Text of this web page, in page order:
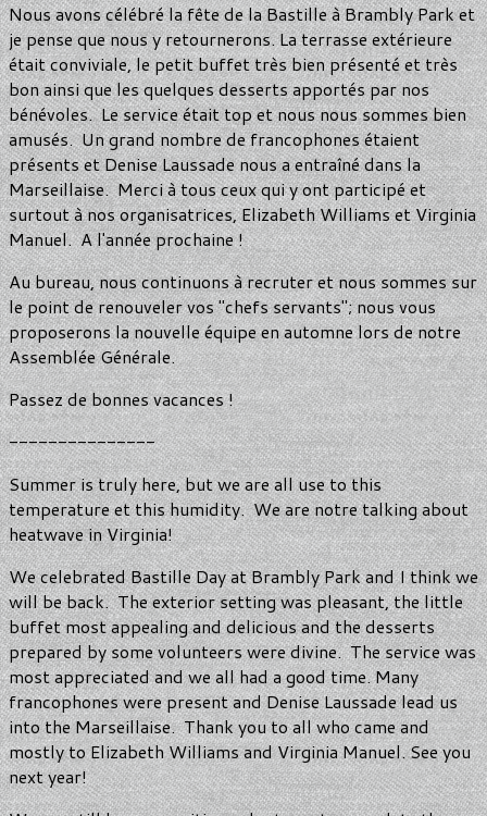
Nous avons célébré la fête de la Bastille à Brambly Park et
je pense que nous y retournerons. La terrasse extérieure
était conviviale, le petit buffet très bien présenté et très
bon ainsi que les quelques desserts apportés par nos
bénévoles. Le service était top et nous nous sommes bien
amusés. Un grand nombre de francophones étaient
présents et Denise Laussade nous a entraîné dans la
Marseillaise. Merci à tous ceux qui y ont participé et
surtout à nos organisatrices, Elizabeth Williams et Virginia
Manuel. A l'année prochaine !
Au bureau, nous continuons à recruter et nous sommes sur
le point de renouveler vos "chefs servants"; nous vous
proposerons la nouvelle équipe en automne lors de notre
Assemblée Générale.
Passez de bonnes vacances !
---------------
Summer is truly here, but we are all use to this
temperature et this humidity. We are notre talking about
heatwave in Virginia!
We celebrated Bastille Day at Brambly Park and I think we
will be back. The exterior setting was pleasant, the little
buffet most appealing and delicious and the desserts
prepared by some volunteers were divine. The service was
most appreciated and we all had a good time. Many
francophones were present and Denise Laussade lead us
into the Marseillaise. Thank you to all who came and
mostly to Elizabeth Williams and Virginia Manuel. See you
next year!